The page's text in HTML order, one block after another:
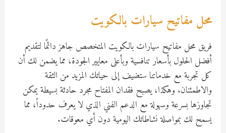
محل مفاتيح سيارات بالكويت
فريق محل مفاتيح سيارات بالكويت المتخصص جاهز دائمًا لتقديم
أفضل الحلول بأسعار تنافسية وبأعلى معايير الجودة، مما يضمن لك أن
كل تجربة مع خدماتنا ستضيف إلى حياتك المزيد من الثقة
والاطمئنان. وهكذا، يصبح فقدان المفتاح مجرد حادثة بسيطة يمكن
تجاوزها بسرعة وسهولة مع الدعم الفني الذي لا يعرف حدوداً، مما
يسمح لك بمواصلة نشاطاتك اليومية دون أي معوقات.